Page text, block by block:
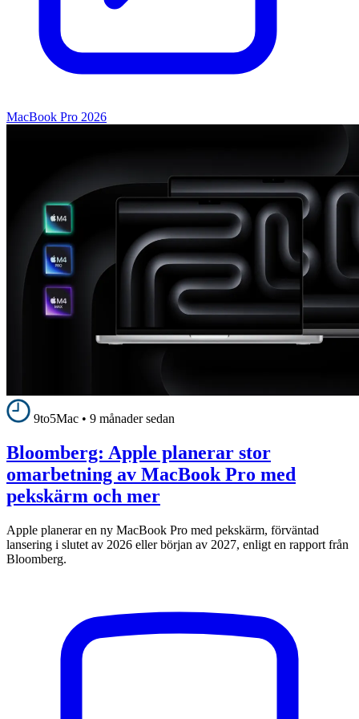
MacBook Pro 2026
9to5Mac • 9 månader sedan
Bloomberg: Apple planerar stor
omarbetning av MacBook Pro med
pekskärm och mer
Apple planerar en ny MacBook Pro med pekskärm, förväntad
lansering i slutet av 2026 eller början av 2027, enligt en rapport från
Bloomberg.